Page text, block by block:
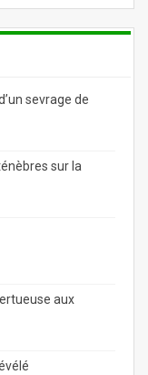
sevrage de
sur la
aux